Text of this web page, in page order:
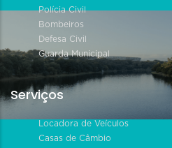
Polícia Civil
Bombeiros
Defesa Civil
Guarda Municipal
Serviços
Locadora de Veículos
Casas de Câmbio